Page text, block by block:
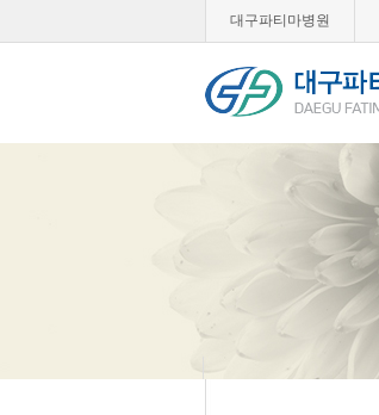
대구파티마병원